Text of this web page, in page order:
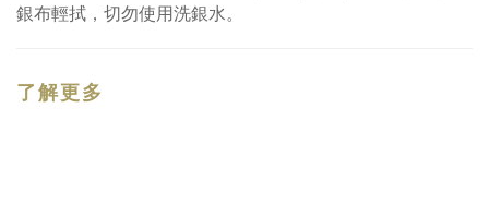
銀布輕拭，切勿使用洗銀水。
了解更多